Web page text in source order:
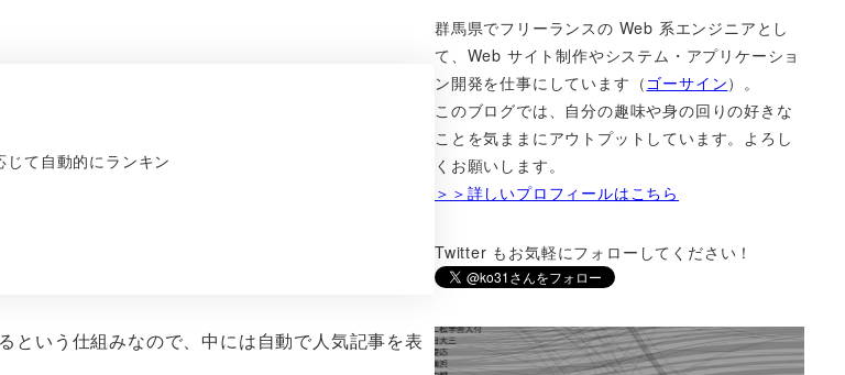
て自動的にランキン
という仕組みなので、中には自動で人気記事を表
群馬県でフリーランスの Web 系エンジニアとし
て、Web サイト制作やシステム・アプリケーショ
ン開発を仕事にしています（ ゴーサイン）。
このブログでは、自分の趣味や身の回りの好きな
ことを気ままにアウトプットしています。よろし
くお願いします。
＞＞詳しいプロフィールはこちら
Twitter もお気軽にフォローしてください！